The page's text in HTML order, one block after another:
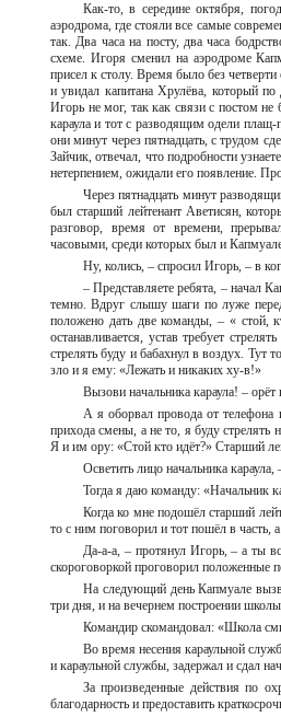
Как-то, в середине октября,
аэродрома, где стояли все самые
так. Два часа на посту, два часа
схеме. Игоря сменил на аэродроме
присел к столу. Время было без
и увидал капитана Хрулёва, который
Игорь не мог, так как связи с постом
караула и тот с разводящим одели
они минут через пятнадцать, с трудом
Зайчик, отвечал, что подробности
нетерпением, ожидали его появление.
Через пятнадцать минут
был старший лейтенант Аветисян,
разговор, время от времени,
часовыми, среди которых был и
Ну, колись, – спросил Игорь, – в
– Представляете ребята, – начал
темно. Вдруг слышу шаги по луже
положено дать две команды, – « стой,
останавливается, устав требует
стрелять буду и бабахнул в воздух. Тут
зло и я ему: «Лежать и никаких ху-в!»
Вызови начальника караула! – орёт
А я оборвал провода от
прихода смены, а не то, я буду
Я и им ору: «Стой кто идёт?» Старший
Осветить лицо начальника
Тогда я даю команду: «Начальник
Когда ко мне подошёл старший
то с ним поговорил и тот пошёл в часть,
Да-а-а, – протянул Игорь, – а ты
скороговоркой проговорил положенные
На следующий день Капмуале
три дня, и на вечернем построении
Командир скомандовал: «Школа
Во время несения караульной
и караульной службы, задержал и сдал
За произведенные действия по
благодарность и предоставить